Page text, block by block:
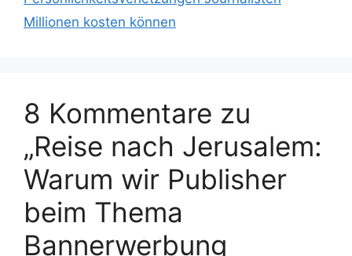
Millionen kosten können
8 Kommentare zu
„Reise nach Jerusalem:
Warum wir Publisher
beim Thema
Bannerwerbung